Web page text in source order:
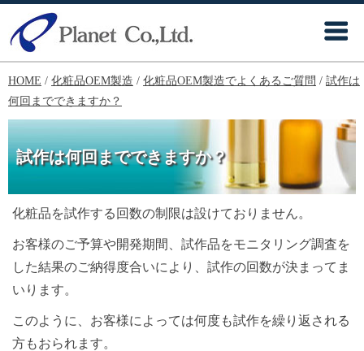
HOME / 化粧品OEM製造 / 化粧品OEM製造でよくあるご質問 / 試作は
何回までできますか？
試作は何回までできますか？
化粧品を試作する回数の制限は設けておりません。
お客様のご予算や開発期間、試作品をモニタリング調査を
した結果のご納得度合いにより、試作の回数が決まってま
いります。
このように、お客様によっては何度も試作を繰り返される
方もおられます。